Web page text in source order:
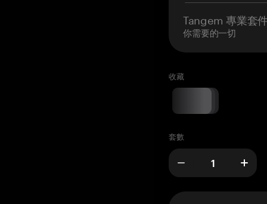
Tangem 專業套
你需要的一切
收藏
套數